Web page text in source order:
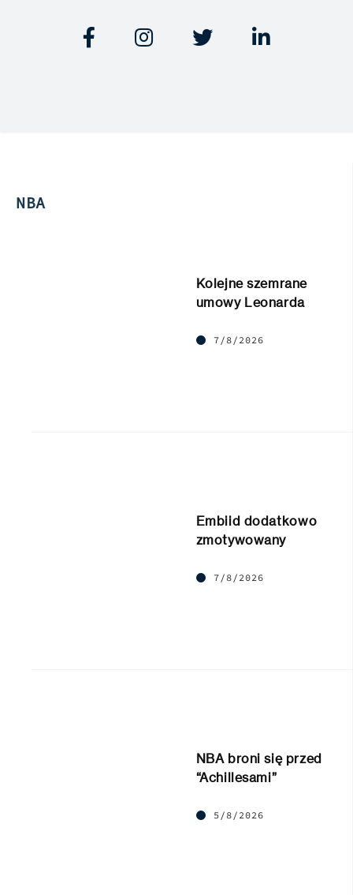
   
NBA
Kolejne szemrane
umowy Leonarda
7/8/2026
Embiid dodatkowo
zmotywowany
7/8/2026
NBA broni się przed
“Achillesami”
5/8/2026